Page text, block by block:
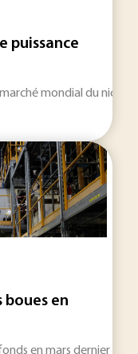
puissance
mondial du
en
en mars dernier